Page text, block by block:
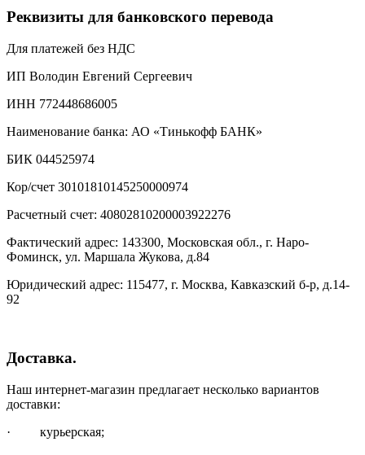
Реквизиты для банковского перевода
Для платежей без НДС
ИП Володин Евгений Сергеевич
ИНН 772448686005
Наименование банка: АО «Тинькофф БАНК»
БИК 044525974
Кор/счет 30101810145250000974
Расчетный счет: 40802810200003922276
Фактический адрес: 143300, Московская обл., г. Наро-
Фоминск, ул. Маршала Жукова, д.84
Юридический адрес: 115477, г. Москва, Кавказский б-р, д.14-
92
Доставка.
Наш интернет-магазин предлагает несколько вариантов
доставки:
· курьерская;